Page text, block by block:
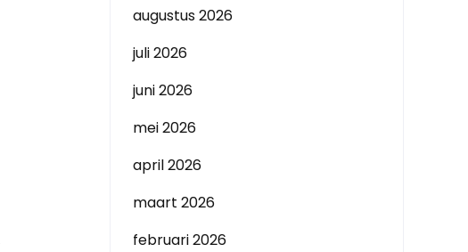
augustus 2026
juli 2026
juni 2026
mei 2026
april 2026
maart 2026
februari 2026